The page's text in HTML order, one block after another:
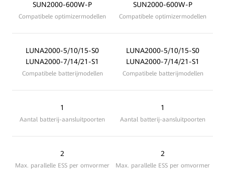
SUN2000-600W-P
Compatibele optimizermodellen
LUNA2000-5/10/15-S0
LUNA2000-7/14/21-S1
Compatibele batterijmodellen
1
Aantal batterij-aansluitpoorten
2
Max. parallelle ESS per omvormer
SUN2000-600W-P
Compatibele optimizermodellen
LUNA2000-5/10/15-S0
LUNA2000-7/14/21-S1
Compatibele batterijmodellen
1
Aantal batterij-aansluitpoorten
2
Max. parallelle ESS per omvormer